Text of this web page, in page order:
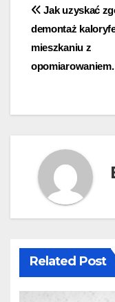
wpisu
Jak uzyskać
demontaż
mieszkaniu z
opomiarowaniem.
Related Post